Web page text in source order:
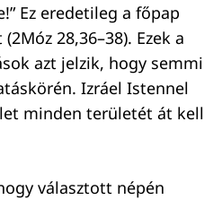
Ez eredetileg a főpap
28,36–38). Ezek a
azt jelzik, hogy semmi
Izráel Istennel
minden területét át kell
választott népén